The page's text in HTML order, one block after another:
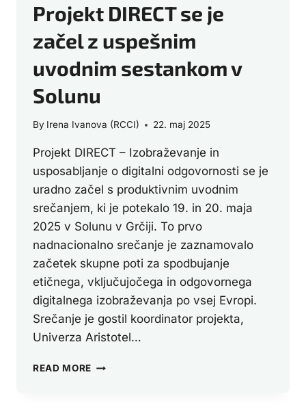
Projekt DIRECT se je
začel z uspešnim
uvodnim sestankom v
Solunu
By Irena Ivanova (RCCI) 22. maj 2025
Projekt DIRECT – Izobraževanje in
usposabljanje o digitalni odgovornosti se je
uradno začel s produktivnim uvodnim
srečanjem, ki je potekalo 19. in 20. maja
2025 v Solunu v Grčiji. To prvo
nadnacionalno srečanje je zaznamovalo
začetek skupne poti za spodbujanje
etičnega, vključujočega in odgovornega
digitalnega izobraževanja po vsej Evropi.
Srečanje je gostil koordinator projekta,
Univerza Aristotel…
READ MORE PROJEKT